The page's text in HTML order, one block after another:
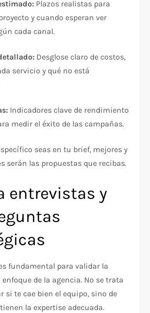
Plazos realistas para
y cuando esperan ver
cada canal.​
Desglose claro de costos,
servicio y qué no está
Indicadores clave de rendimiento
medir el éxito de las campañas.​
seas en tu brief, mejores y
serán las propuestas que recibas.​
entrevistas y
fundamental para validar la
enfoque de la agencia. No se trata
si te cae bien el equipo, sino de
la expertise adecuada.​